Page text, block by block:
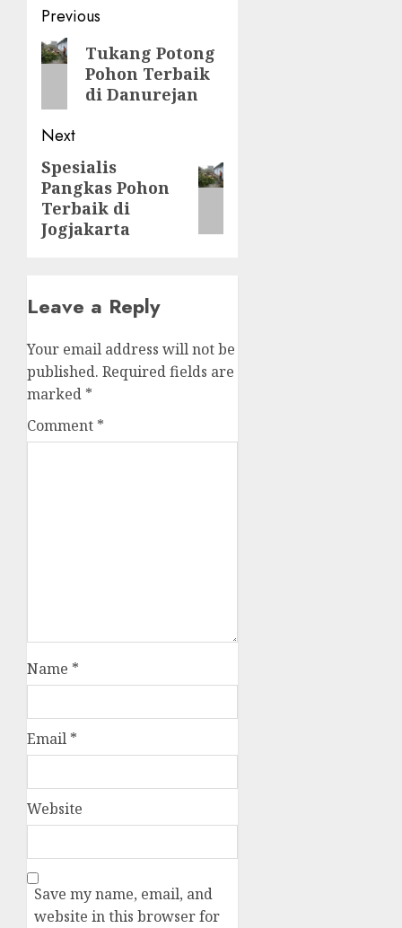
Post
navigation
Previous
PreviousTukang Potong
Pohon Terbaik
di Danurejan
Next
Next
post:
Spesialis
Pangkas Pohon
Terbaik di
Jogjakarta
Leave a Reply
Your email address will not be
published. Required fields are
marked *
Comment *
Name *
Email *
Website
Save my name, email, and
website in this browser for